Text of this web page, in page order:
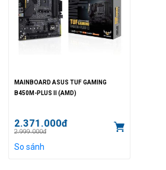
MAINBOARD ASUS TUF GAMING
B450M-PLUS II (AMD)
2.371.000đ
2.999.000đ
So sánh